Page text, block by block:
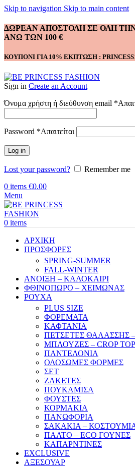
Skip to navigation Skip to main content
ΔΩΡΕΑΝ ΑΠΟΣΤΟΛΗ ΣΕ ΟΛΗ
ΑΝΩ ΤΩΝ 100 €
ΚΟΥΠΟΝΙ ΓΙΑ 10% ΕΚΠΤΩΣΗ :
Sign in Create an Account
Όνομα χρήστη ή διεύθυνση email *
Password *Απαιτείται
Log in
Lost your password?
Remember me
0 items €0.00
Menu
0 items
ΑΡΧΙΚΗ
ΠΡΟΣΦΟΡΕΣ
SPRING-SUMMER
FALL-WINTER
ΑΝΟΙΞΗ – ΚΑΛΟΚΑΙΡΙ
ΦΘΙΝΟΠΩΡΟ – ΧΕΙΜΩΝΑΣ
ΡΟΥΧΑ
PLUS SIZE
ΦΟΡΕΜΑΤΑ
ΚΑΦΤΑΝΙΑ
ΠΕΤΣΕΤΕΣ ΘΑΛΑΣΣΗΣ
ΜΠΛΟΥΖΕΣ – CROP TOP
ΠΑΝΤΕΛΟΝΙΑ
ΟΛΟΣΩΜΕΣ ΦΟΡΜΕΣ
ΣΕΤ
ΖΑΚΕΤΕΣ
ΠΟΥΚΑΜΙΣΑ
ΦΟΥΣΤΕΣ
ΚΟΡΜΑΚΙΑ
ΠΑΝΩΦΟΡΙΑ
ΣΑΚΑΚΙΑ –
ΠΑΛΤΟ – ECO ΓΟΥΝΕΣ
ΚΑΠΑΡΝΤΙΝΕΣ
EXCLUSIVE
ΑΞΕΣΟΥΑΡ